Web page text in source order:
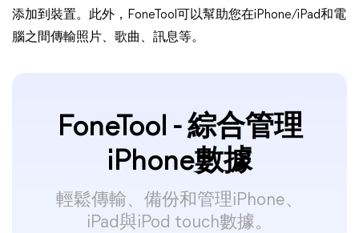
添加到裝置。此外，FoneTool可以幫助您在iPhone/iPad和電
腦之間傳輸照片、歌曲、訊息等。
FoneTool - 綜合管理
iPhone數據
輕鬆傳輸、備份和管理iPhone、
iPad與iPod touch數據。